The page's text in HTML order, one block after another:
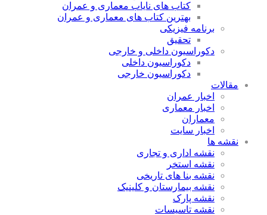
کتاب های نایاب معماری و عمران
بهترین کتاب های معماری و عمران
برنامه فیزیکی
تحقیق
دکوراسیون داخلی و خارجی
دکوراسیون داخلی
دکوراسیون خارجی
مقالات
اخبار عمران
اخبار معماری
معماران
اخبار سایت
نقشه ها
نقشه اداری و تجاری
نقشه استخر
نقشه بنا های تاریخی
نقشه بیمارستان و کلینیک
نقشه پارک
نقشه تاسیسات